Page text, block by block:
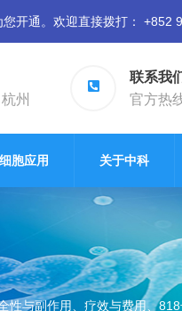
开通。欢迎直接拨打： +852
州
联系我
官方热
胞应用 关于中科
与副作用、疗效与费用、